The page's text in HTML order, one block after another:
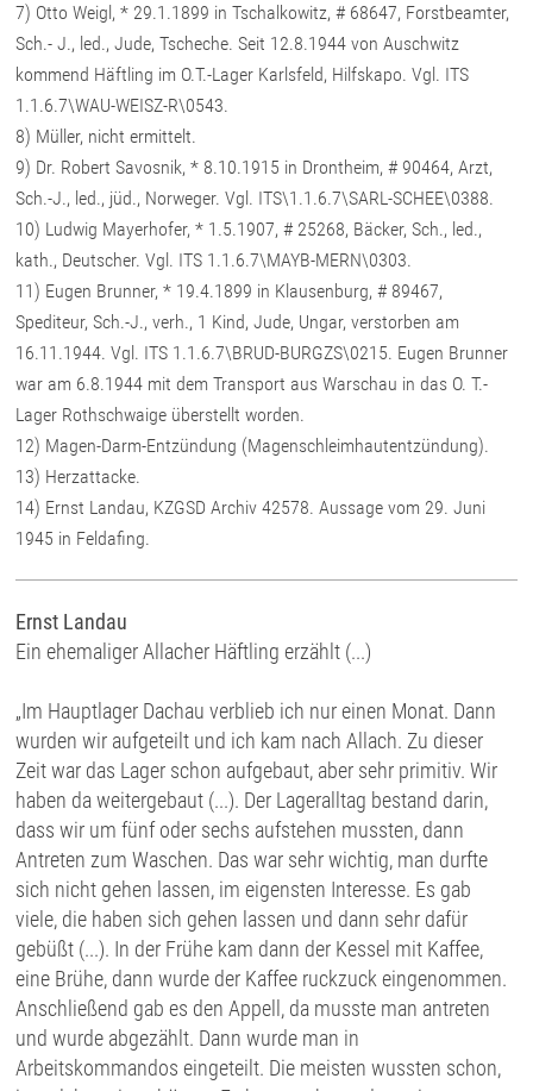
7) Otto Weigl, * 29.1.1899 in Tschalkowitz, # 68647, Forstbeamter,
Sch.- J., led., Jude, Tscheche. Seit 12.8.1944 von Auschwitz
kommend Häftling im O.T.-Lager Karlsfeld, Hilfskapo. Vgl. ITS
1.1.6.7\WAU-WEISZ-R\0543.
8) Müller, nicht ermittelt.
9) Dr. Robert Savosnik, * 8.10.1915 in Drontheim, # 90464, Arzt,
Sch.-J., led., jüd., Norweger. Vgl. ITS\1.1.6.7\SARL-SCHEE\0388.
10) Ludwig Mayerhofer, * 1.5.1907, # 25268, Bäcker, Sch., led.,
kath., Deutscher. Vgl. ITS 1.1.6.7\MAYB-MERN\0303.
11) Eugen Brunner, * 19.4.1899 in Klausenburg, # 89467,
Spediteur, Sch.-J., verh., 1 Kind, Jude, Ungar, verstorben am
16.11.1944. Vgl. ITS 1.1.6.7\BRUD-BURGZS\0215. Eugen Brunner
war am 6.8.1944 mit dem Transport aus Warschau in das O. T.-
Lager Rothschwaige überstellt worden.
12) Magen-Darm-Entzündung (Magenschleimhautentzündung).
13) Herzattacke.
14) Ernst Landau, KZGSD Archiv 42578. Aussage vom 29. Juni
1945 in Feldafing.
Ernst Landau
Ein ehemaliger Allacher Häftling erzählt (...)
„Im Hauptlager Dachau verblieb ich nur einen Monat. Dann
wurden wir aufgeteilt und ich kam nach Allach. Zu dieser
Zeit war das Lager schon aufgebaut, aber sehr primitiv. Wir
haben da weitergebaut (...). Der Lageralltag bestand darin,
dass wir um fünf oder sechs aufstehen mussten, dann
Antreten zum Waschen. Das war sehr wichtig, man durfte
sich nicht gehen lassen, im eigensten Interesse. Es gab
viele, die haben sich gehen lassen und dann sehr dafür
gebüßt (...). In der Frühe kam dann der Kessel mit Kaffee,
eine Brühe, dann wurde der Kaffee ruckzuck eingenommen.
Anschließend gab es den Appell, da musste man antreten
und wurde abgezählt. Dann wurde man in
Arbeitskommandos eingeteilt. Die meisten wussten schon,